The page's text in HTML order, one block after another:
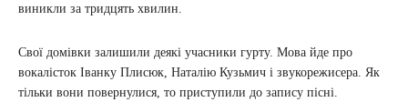
виникли за тридцять хвилин.
Свої домівки залишили деякі учасники гурту. Мова йде про
вокалісток Іванку Плисюк, Наталію Кузьмич і звукорежисера. Як
тільки вони повернулися, то приступили до запису пісні.